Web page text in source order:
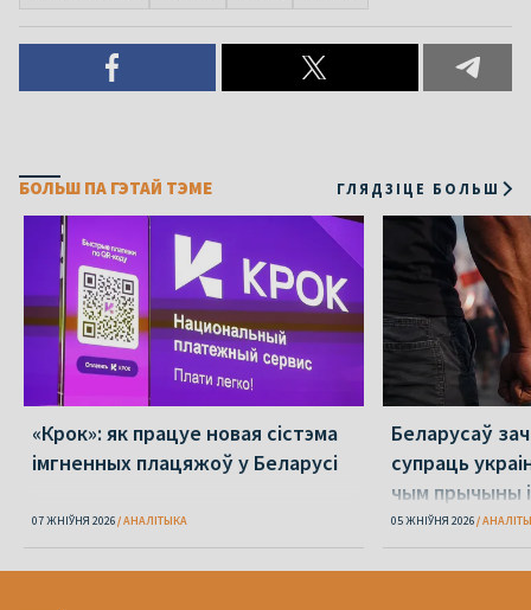
БОЛЬШ ПА ГЭТАЙ ТЭМЕ ГЛЯДЗІЦЕ БОЛЬШ
«Крок»: як працуе новая сістэма
імгненных плацяжоў у Беларусі
07 ЖНІЎНЯ 2026 АНАЛІТЫКА
Беларусаў
супраць
чым прычыны
05 ЖНІЎНЯ 2026